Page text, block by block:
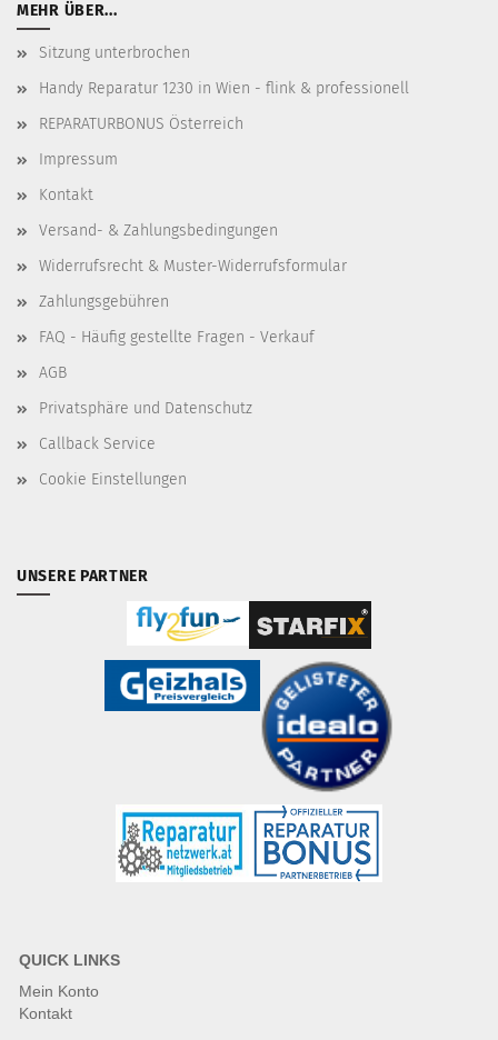
MEHR ÜBER...
Sitzung unterbrochen
Handy Reparatur 1230 in Wien - flink & professionell
REPARATURBONUS Österreich
Impressum
Kontakt
Versand- & Zahlungsbedingungen
Widerrufsrecht & Muster-Widerrufsformular
Zahlungsgebühren
FAQ - Häufig gestellte Fragen - Verkauf
AGB
Privatsphäre und Datenschutz
Callback Service
Cookie Einstellungen
UNSERE PARTNER
QUICK LINKS
Mein Konto
Kontakt